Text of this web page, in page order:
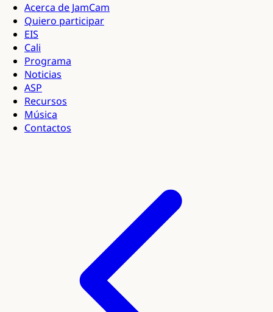
Acerca de JamCam
Quiero participar
EIS
Cali
Programa
Noticias
ASP
Recursos
Música
Contactos